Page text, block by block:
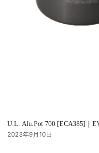
U.L. Alu.Pot 700 [ECA385]｜
2023年9月10日